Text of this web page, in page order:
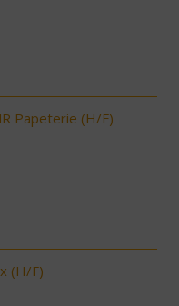
Papeterie (H/F)
(H/F)